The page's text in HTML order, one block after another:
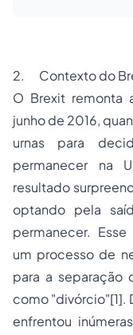
2. Contexto do
O Brexit remonta
junho de 2016,
urnas para
permanecer na
resultado
optando pela
permanecer.
um processo de
para a separação
como "divórcio"[1].
enfrentou